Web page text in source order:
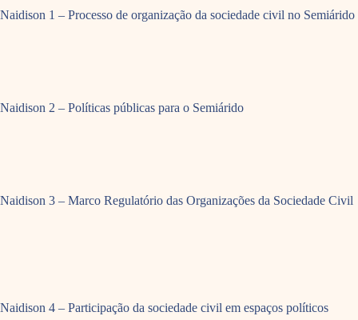
Naidison 1 – Processo de organização da sociedade civil no Semiárido
Naidison 2 – Políticas públicas para o Semiárido
Naidison 3 – Marco Regulatório das Organizações da Sociedade Civil
Naidison 4 – Participação da sociedade civil em espaços políticos